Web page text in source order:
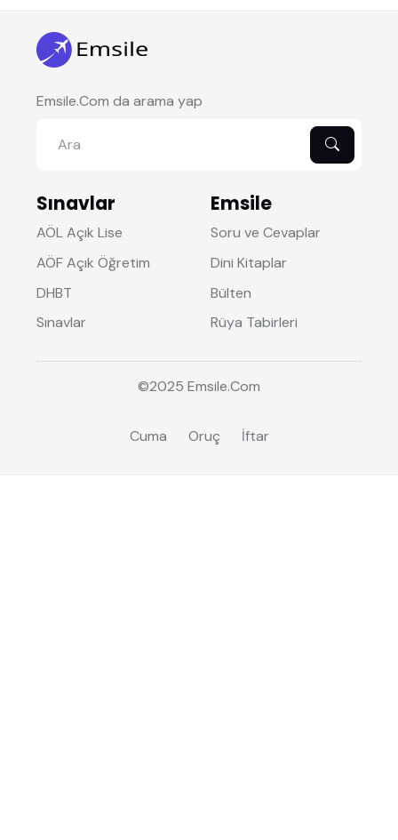
Emsile.Com da arama yap
Sınavlar
AÖL Açık Lise
AÖF Açık Öğretim
DHBT
Sınavlar
Emsile
Soru ve Cevaplar
Dini Kitaplar
Bülten
Rüya Tabirleri
©2025 Emsile.Com
Cuma Oruç İftar